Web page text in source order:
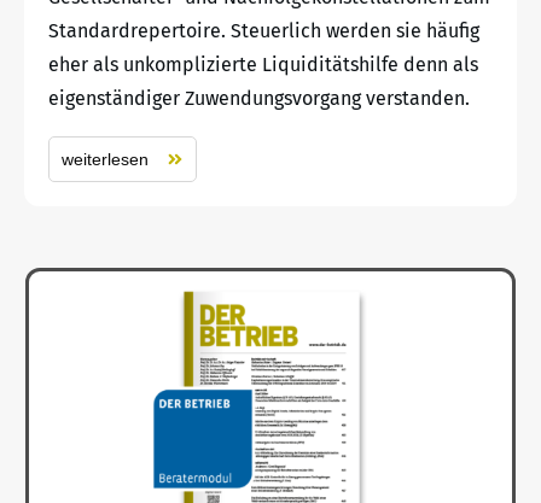
Standardrepertoire. Steuerlich werden sie häufig
eher als unkomplizierte Liquiditätshilfe denn als
eigenständiger Zuwendungsvorgang verstanden.
weiterlesen